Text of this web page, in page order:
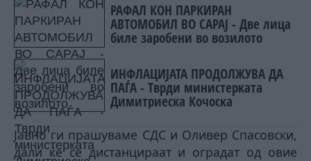
РАФАЛ КОН ПАРКИРАН
АВТОМОБИЛ ВО САРАЈ - Две лица
биле заробени во возилото
ИНФЛАЦИЈАТА ПРОДОЛЖУВА ДА
ПАЃА - Тврди министерката
Димитриеска Кочоска
Јавно ги прашуваме СДС и Оливер Спасовски,
дали ќе се дистанцираат и оградат од овие